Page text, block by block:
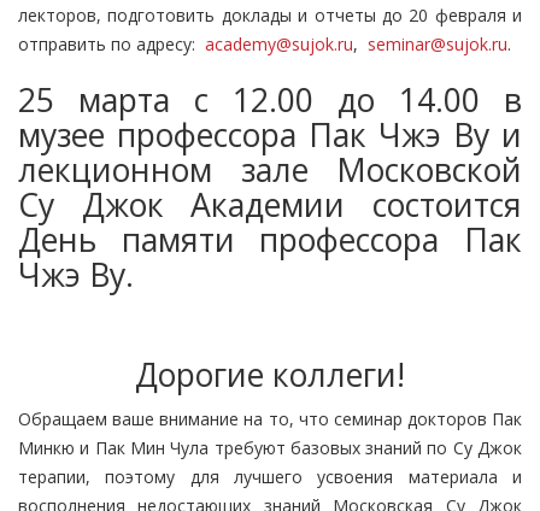
лекторов, подготовить доклады и отчеты до 20 февраля и
отправить по адресу: academy@sujok.ru, seminar@sujok.ru.
25 марта с 12.00 до 14.00 в
музее профессора Пак Чжэ Ву и
лекционном зале Московской
Су Джок Академии состоится
День памяти профессора Пак
Чжэ Ву.
Дорогие коллеги!
Обращаем ваше внимание на то, что семинар докторов Пак
Минкю и Пак Мин Чула требуют базовых знаний по Су Джок
терапии, поэтому для лучшего усвоения материала и
восполнения недостающих знаний Московская Су Джок